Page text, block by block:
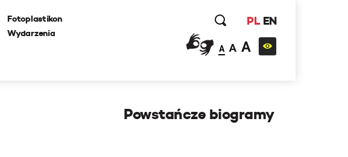
Fotoplastikon
Wydarzenia
PL EN
A A A
Powstańcze biogramy